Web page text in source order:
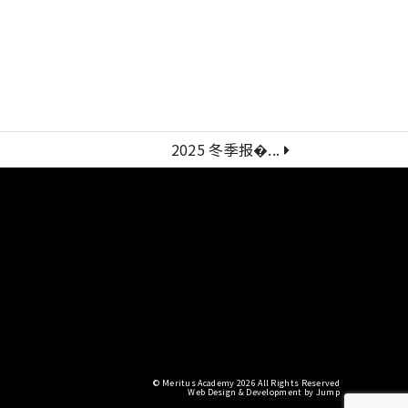
2025 冬季报�...
© Meritus Academy 2026 All Rights Reserved
Web Design & Development by Jump